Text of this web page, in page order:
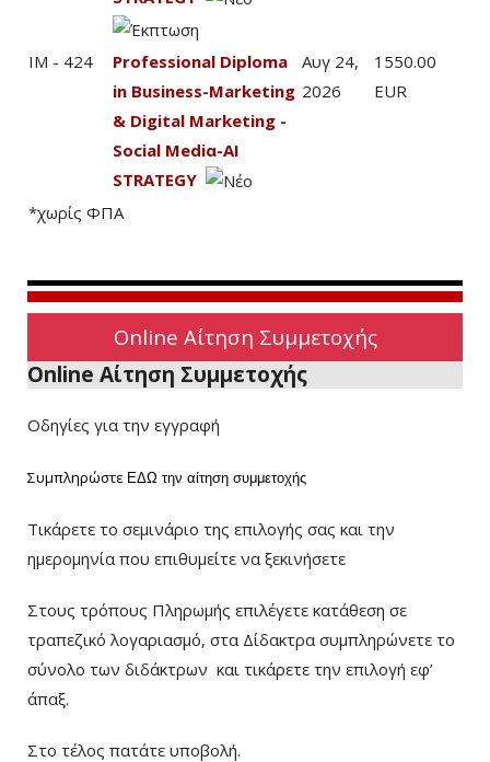
IM - 424
Professional Diploma
in Business-Marketing
& Digital Marketing -
Social Mediα-AI
STRATEGY
Αυγ 24,
2026
1550.00
EUR
*χωρίς ΦΠΑ
Online Αίτηση Συμμετοχής
Online Αίτηση Συμμετοχής
Οδηγίες για την εγγραφή
Συμπληρώστε ΕΔΩ την αίτηση συμμετοχής
Τικάρετε το σεμινάριο της επιλογής σας και την
ημερομηνία που επιθυμείτε να ξεκινήσετε
Στους τρόπους Πληρωμής επιλέγετε κατάθεση σε
τραπεζικό λογαριασμό, στα Δίδακτρα συμπληρώνετε το
σύνολο των διδάκτρων και τικάρετε την επιλογή εφ’
άπαξ.
Στο τέλος πατάτε υποβολή.